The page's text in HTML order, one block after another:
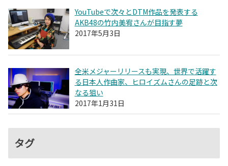
YouTubeで次々とDTM作品を発表する
AKB48の竹内美宥さんが目指す夢
2017年5月3日
全米メジャーリリースも実現、世界で活躍す
る日本人作曲家、ヒロイズムさんの足跡と次
なる狙い
2017年1月31日
タグ